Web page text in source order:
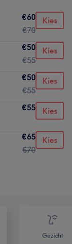
€60
€70
Kies
€50
€55
Kies
€50
€55
Kies
€55 Kies
€65
€70
Kies
Gezicht